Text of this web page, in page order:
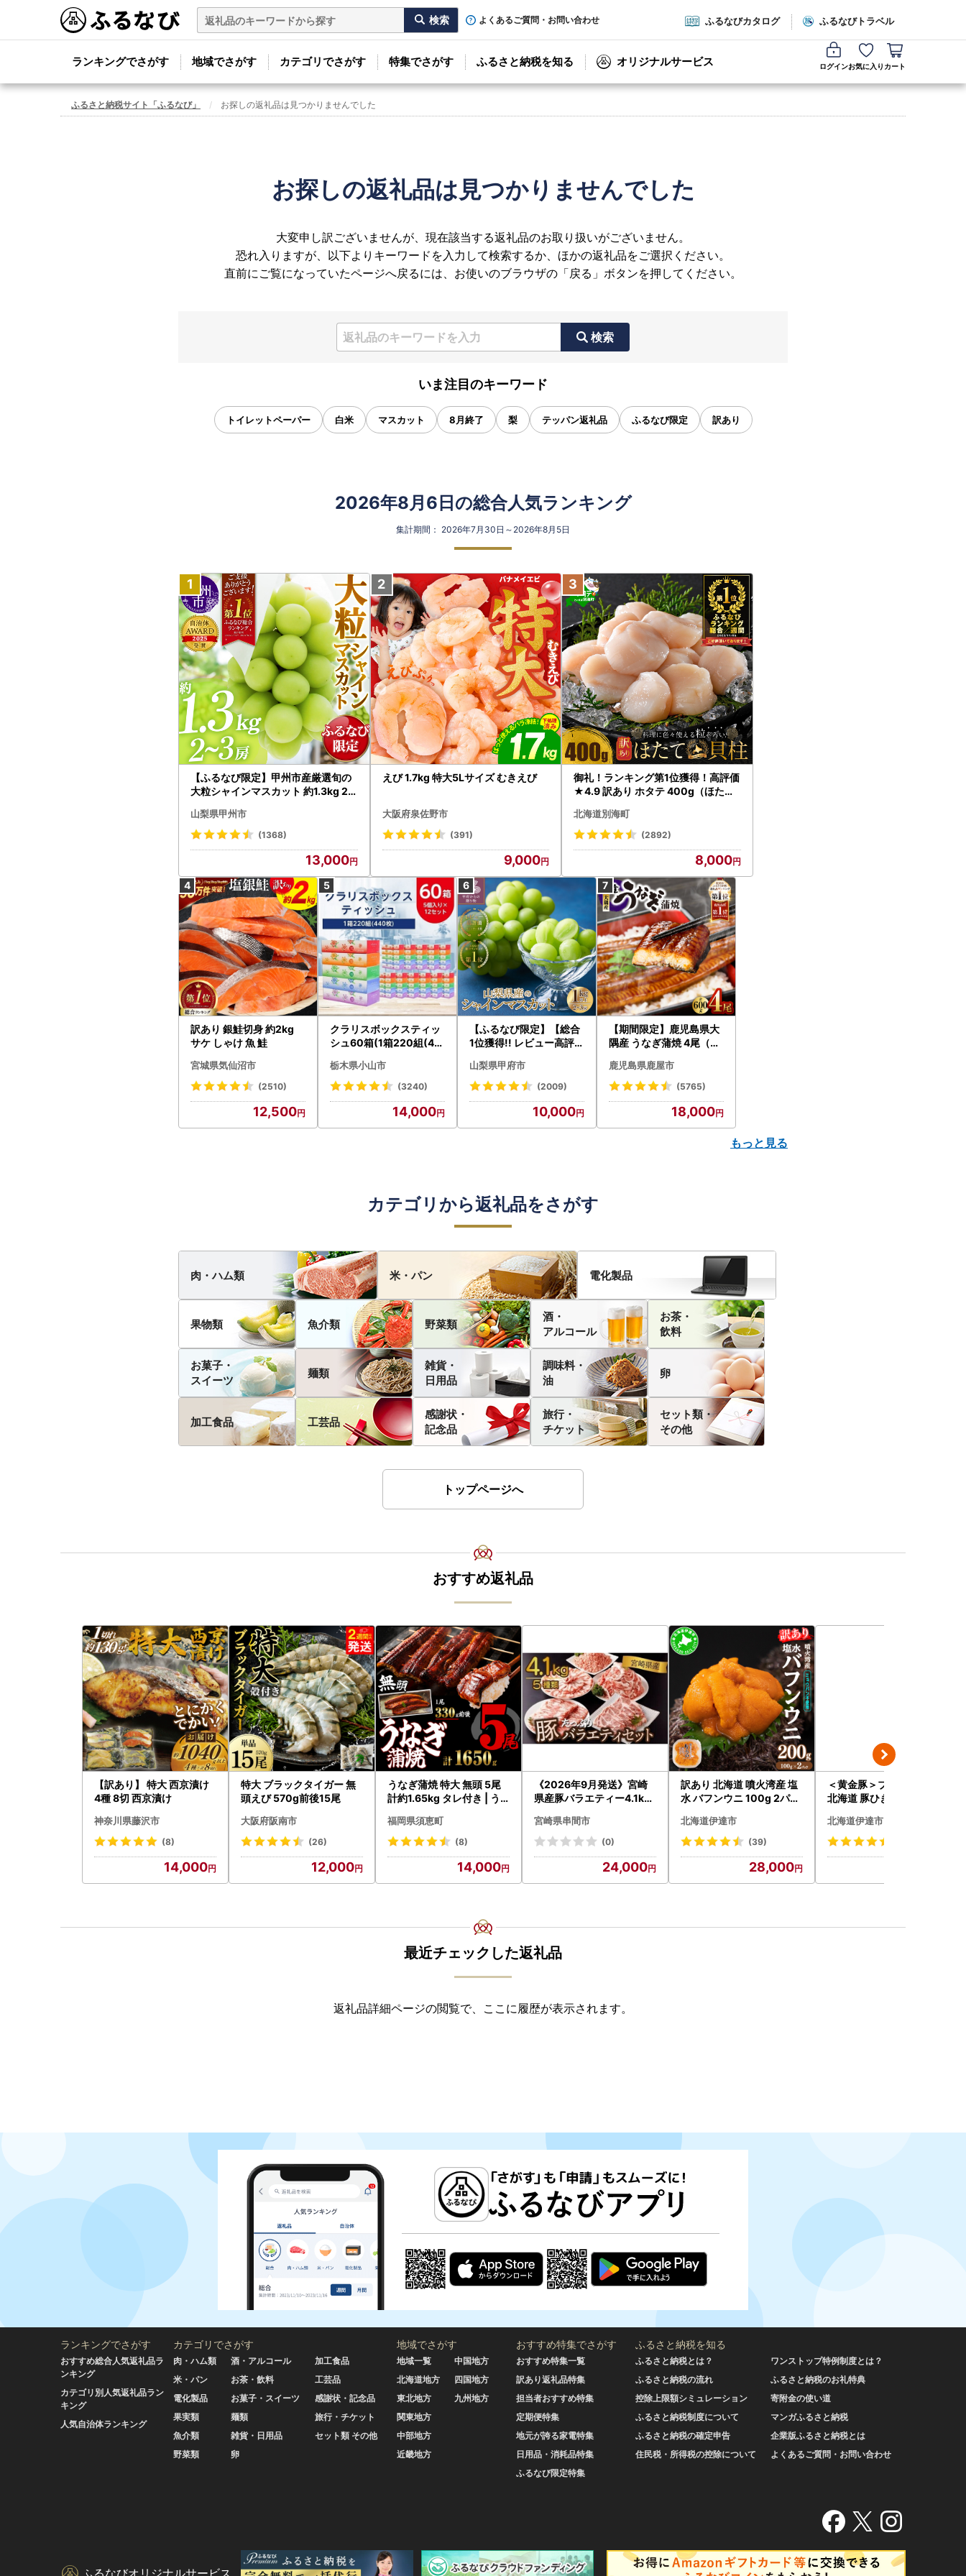
よくあるご質問・お問い合わせ ふるなびカタログ ふるなびトラベル
ランキングでさがす 地域でさがす カテゴリでさがす 特集でさがす ふるさと納税を知る オリジナルサービス ログインお気に入り カート
ふるさと納税サイト「ふるなび」 お探しの返礼品は見つかりませんでした
お探しの返礼品は見つかりませんでした
大変申し訳ございませんが、現在該当する返礼品のお取り扱いがございません。
恐れ入りますが、以下よりキーワードを入力して検索するか、ほかの返礼品をご選択ください。
直前にご覧になっていたページへ戻るには、お使いのブラウザの「戻る」ボタンを押してください。
検索
いま注目のキーワード
トイレットペーパー 白米 マスカット 8月終了 梨 テッパン返礼品 ふるなび限定 訳あり
2026年8月6日の総合人気ランキング
集計期間： 2026年7月30日～2026年8月5日
【ふるなび限定】甲州市産厳選旬の
大粒シャインマスカット 約1.3kg 2
472 FN-Limited-VO シャインマス
カット フルーツ
山梨県甲州市
(1368)
13,000
えび 1.7kg 特大5Lサイズ むきえび
大阪府泉佐野市
(391)
9,000
御礼！ランキング第1位獲得！高評価
★4.9 訳あり ホタテ 400g（ほたて
北海道別海町
(2892)
8,000
訳あり 銀鮭切身 約2kg
サケ しゃけ 魚 鮭
宮城県気仙沼市
(2510)
12,500
クラリスボックスティッ
シュ60箱(1箱220組(44
ト)【配送不可地域：離島
・沖縄県】【1256759】
栃木県小山市
(3240)
14,000
【ふるなび限定】【総合
1位獲得!! レビュー高評価
〉山梨県産 シャインマス
カット 2～3房（1.0kg以
N-Limited-SP
山梨県甲府市
(2009)
10,000
【期間限定】鹿児島県大
隅産 うなぎ蒲焼 4尾（60
cp18 うなぎ 鰻 魚 惣菜 総
菜
鹿児島県鹿屋市
(5765)
18,000
もっと見る
カテゴリから返礼品をさがす
肉・ハム類 米・パン 電化製品
果物類 魚介類 野菜類
酒・
アルコール
お茶・
飲料
お菓子・
スイーツ
麺類
雑貨・
日用品
調味料・
油
卵
加工食品 工芸品
感謝状・
記念品
旅行・
チケット
セット類・
その他
トップページへ
おすすめ返礼品
【訳あり】 特大 西京漬け
4種 8切 西京漬け
神奈川県藤沢市
(8)
14,000
特大 ブラックタイガー 無
頭えび 570g前後15尾
大阪府阪南市
(26)
12,000
うなぎ蒲焼 特大 無頭 5尾
計約1.65kg タレ付き | う
福岡県須恵町
(8)
14,000
《2026年9月発送》宮崎
県産豚バラエティー4.1kg
宮崎県串間市
(0)
24,000
訳あり 北海道 噴火湾産 塩
水 バフンウニ 100g 2パッ
付き》うに ウニ 雲丹 海鮮
海の幸 魚介類 ウニ丼 お寿
取り寄せ 山村水産 送料無
北海道伊達市
(39)
28,000
＜黄金豚＞ブランドポーク
北海道 豚ひき肉 普通挽き
北海道伊達市
最近チェックした返礼品
返礼品詳細ページの閲覧で、ここに履歴が表示されます。
ランキングでさがす
おすすめ総合人気返礼品ラ
ンキング
カテゴリ別人気返礼品ラン
キング
人気自治体ランキング
カテゴリでさがす
肉・ハム類
米・パン
電化製品
果実類
魚介類
野菜類
酒・アルコール
お茶・飲料
お菓子・スイーツ
麺類
雑貨・日用品
卵
加工食品
工芸品
感謝状・記念品
旅行・チケット
セット類 その他
地域でさがす
地域一覧
北海道地方
東北地方
関東地方
中部地方
近畿地方
中国地方
四国地方
九州地方
おすすめ特集でさがす
おすすめ特集一覧
訳あり返礼品特集
担当者おすすめ特集
定期便特集
地元が誇る家電特集
日用品・消耗品特集
ふるなび限定特集
ふるさと納税を知る
ふるさと納税とは？
ふるさと納税の流れ
控除上限額シミュレーション
ふるさと納税制度について
ふるさと納税の確定申告
住民税・所得税の控除について
ワンストップ特例制度とは？
ふるさと納税のお礼特典
寄附金の使い道
マンガふるさと納税
企業版ふるさと納税とは
よくあるご質問・お問い合わせ